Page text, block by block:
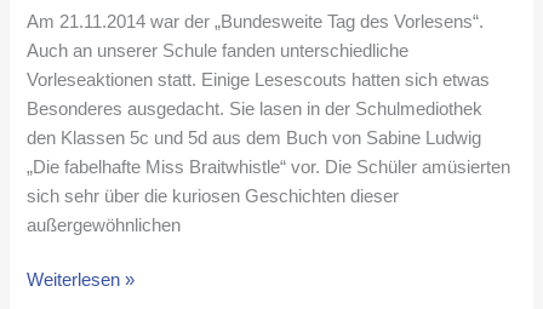
Am 21.11.2014 war der „Bundesweite Tag des Vorlesens“.
Auch an unserer Schule fanden unterschiedliche
Vorleseaktionen statt. Einige Lesescouts hatten sich etwas
Besonderes ausgedacht. Sie lasen in der Schulmediothek
den Klassen 5c und 5d aus dem Buch von Sabine Ludwig
„Die fabelhafte Miss Braitwhistle“ vor. Die Schüler amüsierten
sich sehr über die kuriosen Geschichten dieser
außergewöhnlichen
Vorlesens
Weiterlesen »